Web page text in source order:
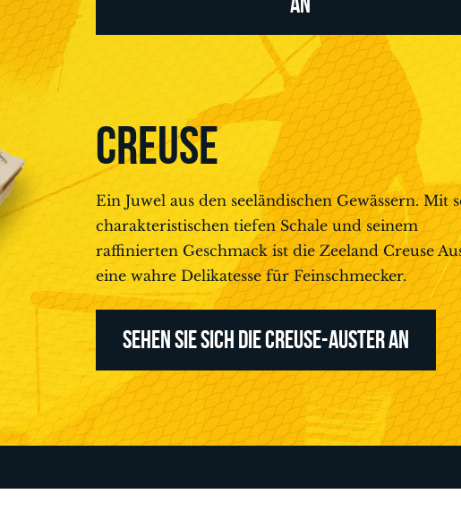
CREUSE
Ein Juwel aus den seeländischen Gewässern. Mit
charakteristischen tiefen Schale und seinem
raffinierten Geschmack ist die Zeeland Creuse
eine wahre Delikatesse für Feinschmecker.
SEHEN SIE SICH DIE CREUSE-AUSTER AN